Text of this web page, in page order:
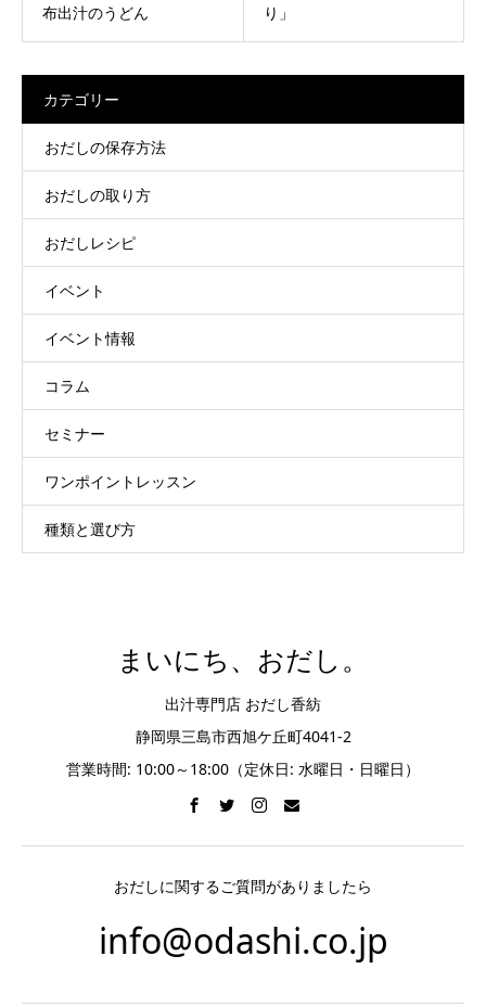
布出汁のうどん
り」
カテゴリー
おだしの保存方法
おだしの取り方
おだしレシピ
イベント
イベント情報
コラム
セミナー
ワンポイントレッスン
種類と選び方
まいにち、おだし。
出汁専門店 おだし香紡
静岡県三島市西旭ケ丘町4041-2
営業時間: 10:00～18:00（定休日: 水曜日・日曜日）
おだしに関するご質問がありましたら
info@odashi.co.jp